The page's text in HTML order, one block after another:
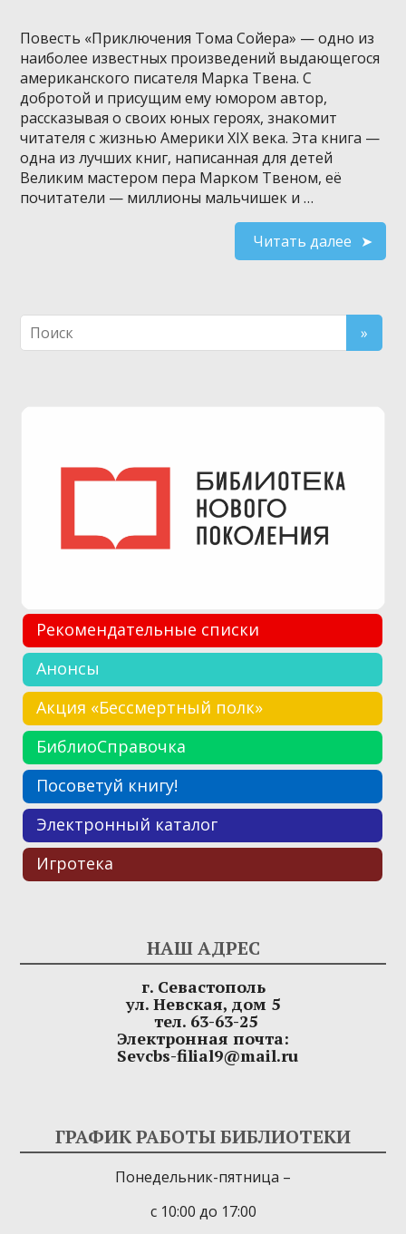
Повесть «Приключения Тома Сойера» — одно из
наиболее известных произведений выдающегося
американского писателя Марка Твена. С
добротой и присущим ему юмором автор,
рассказывая о своих юных героях, знакомит
читателя с жизнью Америки XIX века. Эта книга —
одна из лучших книг, написанная для детей
Великим мастером пера Марком Твеном, её
почитатели — миллионы мальчишек и …
Читать далее
Рекомендательные списки
Анонсы
Акция «Бессмертный полк»
БиблиоСправочка
Посоветуй книгу!
Электронный каталог
Игротека
НАШ АДРЕС
г. Севастополь
ул. Невская, дом 5
тел. 63-63-25
Электронная почта:
Sevcbs-filial9@mail.ru
ГРАФИК РАБОТЫ БИБЛИОТЕКИ
Понедельник-пятница –
с 10:00 до 17:00